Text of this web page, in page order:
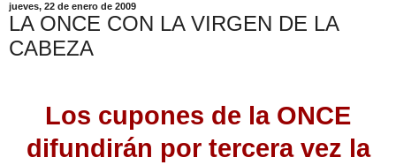
jueves, 22 de enero de 2009
LA ONCE CON LA VIRGEN DE LA
CABEZA
Los cupones de la ONCE
difundirán por tercera vez la